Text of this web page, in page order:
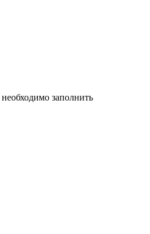
заполнить